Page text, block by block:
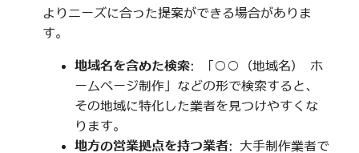
よりニーズに合った提案ができる場合がありま
す。
地域名を含めた検索: 「○○（地域名） ホ
ームページ制作」などの形で検索すると、
その地域に特化した業者を見つけやすくな
ります。
地方の営業拠点を持つ業者: 大手制作業者で